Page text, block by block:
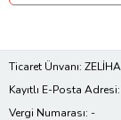
Ticaret Ünvanı:
Kayıtlı E-Posta Adresi:
Vergi Numarası: -